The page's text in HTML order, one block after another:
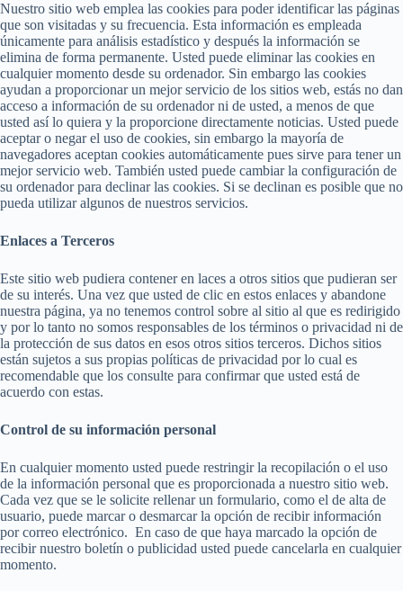
Nuestro sitio web emplea las cookies para poder identificar las páginas
que son visitadas y su frecuencia. Esta información es empleada
únicamente para análisis estadístico y después la información se
elimina de forma permanente. Usted puede eliminar las cookies en
cualquier momento desde su ordenador. Sin embargo las cookies
ayudan a proporcionar un mejor servicio de los sitios web, estás no dan
acceso a información de su ordenador ni de usted, a menos de que
usted así lo quiera y la proporcione directamente noticias. Usted puede
aceptar o negar el uso de cookies, sin embargo la mayoría de
navegadores aceptan cookies automáticamente pues sirve para tener un
mejor servicio web. También usted puede cambiar la configuración de
su ordenador para declinar las cookies. Si se declinan es posible que no
pueda utilizar algunos de nuestros servicios.
Enlaces a Terceros
Este sitio web pudiera contener en laces a otros sitios que pudieran ser
de su interés. Una vez que usted de clic en estos enlaces y abandone
nuestra página, ya no tenemos control sobre al sitio al que es redirigido
y por lo tanto no somos responsables de los términos o privacidad ni de
la protección de sus datos en esos otros sitios terceros. Dichos sitios
están sujetos a sus propias políticas de privacidad por lo cual es
recomendable que los consulte para confirmar que usted está de
acuerdo con estas.
Control de su información personal
En cualquier momento usted puede restringir la recopilación o el uso
de la información personal que es proporcionada a nuestro sitio web.
Cada vez que se le solicite rellenar un formulario, como el de alta de
usuario, puede marcar o desmarcar la opción de recibir información
por correo electrónico. En caso de que haya marcado la opción de
recibir nuestro boletín o publicidad usted puede cancelarla en cualquier
momento.